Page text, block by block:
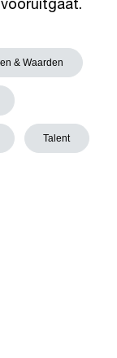
& Waarden
Talent